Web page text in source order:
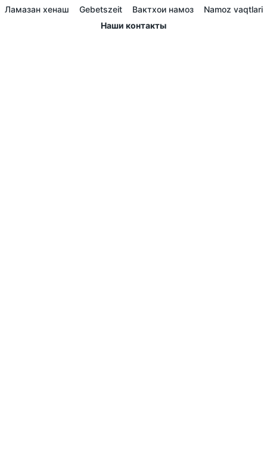
Ламазан хенаш
Gebetszeit Вактхои намоз
Namoz vaqtlari
Наши контакты